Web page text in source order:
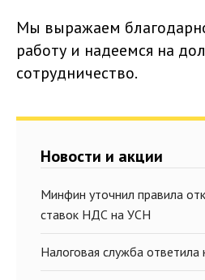
Мы выражаем
работу и надеемся на
сотрудничество.
Новости и акции
Минфин уточнил правила
ставок НДС на УСН
Налоговая служба